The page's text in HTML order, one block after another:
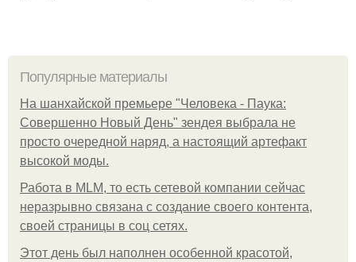
Популярные материалы
На шанхайской премьере "Человека - Паука:
Совершенно Новый День" зендея выбрала не
просто очередной наряд, а настоящий артефакт
высокой моды.
Работа в MLM, то есть сетевой компании сейчас
неразрывно связана с создание своего контента,
своей страницы в соц сетях.
Этот день был наполнен особенной красотой,